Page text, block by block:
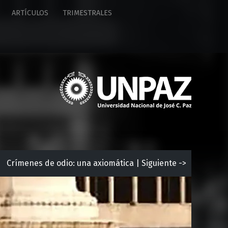
ARTÍCULOS TRIMESTRALES
U
n
i
i
d
d
Crímenes de odio: una axiomática | Siguiente ->